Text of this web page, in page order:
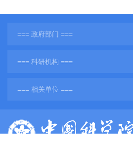
=== 政府部门 ===
=== 科研机构 ===
=== 相关单位 ===